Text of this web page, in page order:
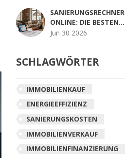
SANIERUNGSRECHNER
ONLINE: DIE BESTEN
TOOLS FÜR IHRE
Jun 30 2026
SCHLAGWÖRTER
IMMOBILIENKAUF
ENERGIEEFFIZIENZ
SANIERUNGSKOSTEN
IMMOBILIENVERKAUF
IMMOBILIENFINANZIERUNG